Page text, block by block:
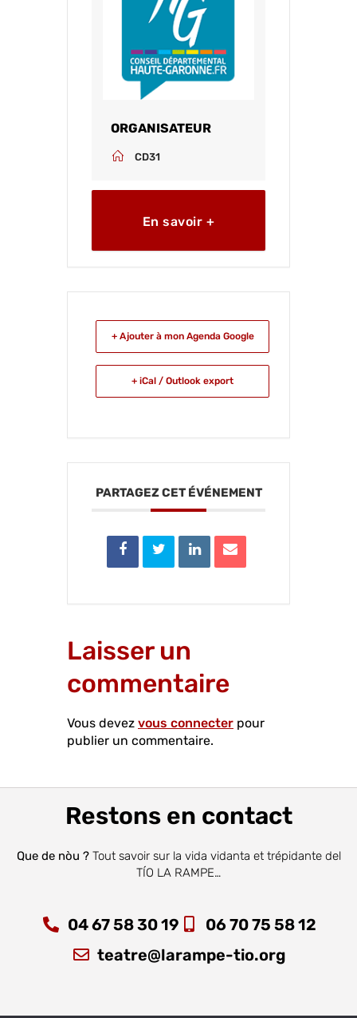
ORGANISATEUR
CD31
En savoir +
+ Ajouter à mon Agenda Google
+ iCal / Outlook export
PARTAGEZ CET ÉVÉNEMENT
Laisser un
commentaire
Vous devez vous connecter pour
publier un commentaire.
Restons en contact
Que de nòu ?Tout savoir sur la vida vidanta et trépidante del
TÍO LA RAMPE…
04 67 58 30 19
06 70 75 58 12
teatre@larampe-tio.org